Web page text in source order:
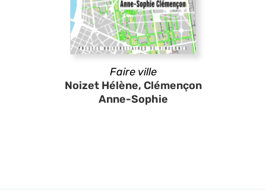
Faire ville
Noizet Hélène, Clémençon
Anne-Sophie